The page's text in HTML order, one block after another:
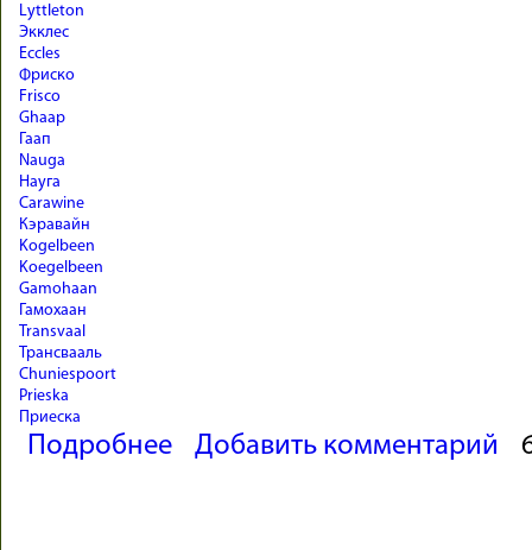
Lyttleton
Экклес
Eccles
Фриско
Frisco
Ghaap
Гаап
Nauga
Науга
Carawine
Кэравайн
Kogelbeen
Koegelbeen
Gamohaan
Гамохаан
Transvaal
Трансвааль
Chuniespoort
Prieska
Приеска
Подробнее о Древнейшие следы жизни. Неоархей – 4/4
Добавить комментарий